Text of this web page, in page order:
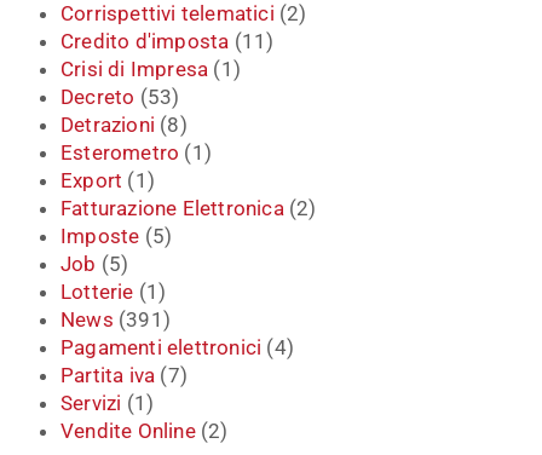
Corrispettivi telematici (2)
Credito d'imposta (11)
Crisi di Impresa (1)
Decreto (53)
Detrazioni (8)
Esterometro (1)
Export (1)
Fatturazione Elettronica(2)
Imposte (5)
Job (5)
Lotterie (1)
News (391)
Pagamenti elettronici (4)
Partita iva (7)
Servizi (1)
Vendite Online(2)